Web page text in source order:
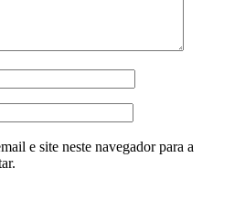
e site neste navegador para a